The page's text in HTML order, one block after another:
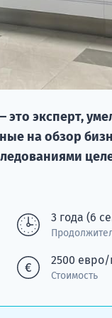
эксперт,
на обзор
3 года (6
2500 евро/
Стоимость